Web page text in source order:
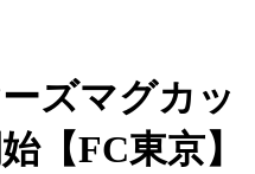
ーズマグカッ
【FC東京】